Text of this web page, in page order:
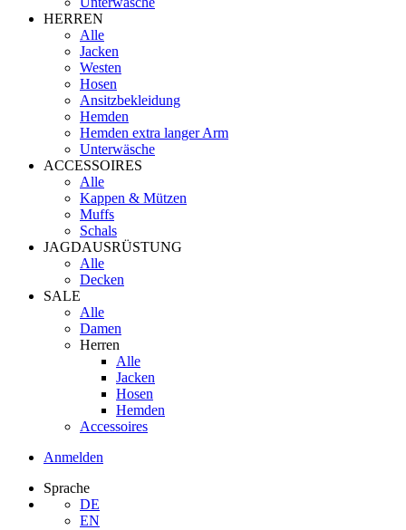
HERREN
Alle
Jacken
Westen
Hosen
Ansitzbekleidung
Hemden
Hemden extra langer Arm
Unterwäsche
ACCESSOIRES
Alle
Kappen & Mützen
Muffs
Schals
JAGDAUSRÜSTUNG
Alle
Decken
SALE
Alle
Damen
Herren
Alle
Jacken
Hosen
Hemden
Accessoires
Anmelden
Sprache
DE
EN